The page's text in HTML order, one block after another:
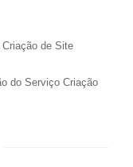
de Site
do Serviço Criação